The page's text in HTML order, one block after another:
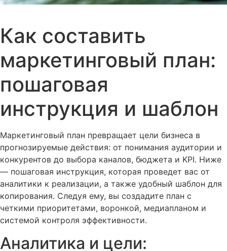
Как составить
маркетинговый план:
пошаговая
инструкция и шаблон
Маркетинговый план превращает цели бизнеса в
прогнозируемые действия: от понимания аудитории и
конкурентов до выбора каналов, бюджета и KPI. Ниже
— пошаговая инструкция, которая проведет вас от
аналитики к реализации, а также удобный шаблон для
копирования. Следуя ему, вы создадите план с
четкими приоритетами, воронкой, медиапланом и
системой контроля эффективности.
Аналитика и цели: